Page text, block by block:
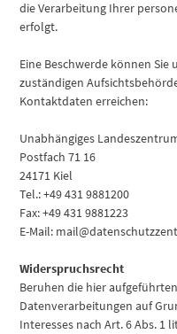
die Verarbeitung Ihrer
erfolgt.
Eine Beschwerde können
zuständigen
Kontaktdaten erreichen:
Unabhängiges
Postfach 71 16
24171 Kiel
Tel.: +49 431 9881200
Fax: +49 431 9881223
E-Mail:
Widerspruchsrecht
Beruhen die hier
Datenverarbeitungen auf
Interesses nach Art. 6 Abs. 1